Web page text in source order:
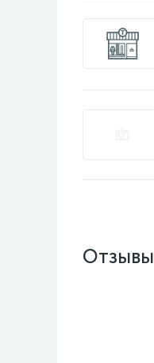
Отзывы